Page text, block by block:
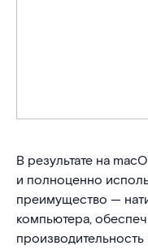
В результате на
и полноценно
преимущество —
компьютера,